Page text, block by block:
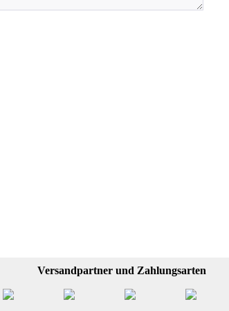
Versandpartner und Zahlungsarten